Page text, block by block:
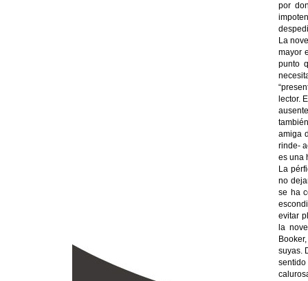
por
La
mayor
punto
lector.
amiga
rinde-
es una
La
no
se ha
evitar
la
suyas.